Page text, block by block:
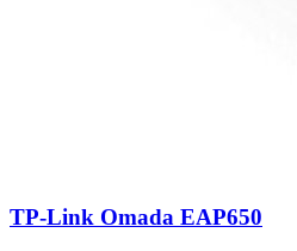
TP-Link Omada EAP650